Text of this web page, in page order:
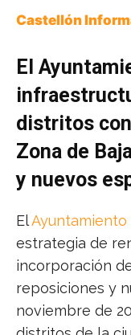
Castellón
El
distritos
Zona de
y nuevos
El
estrategia de
incorporación
reposiciones y
noviembre de